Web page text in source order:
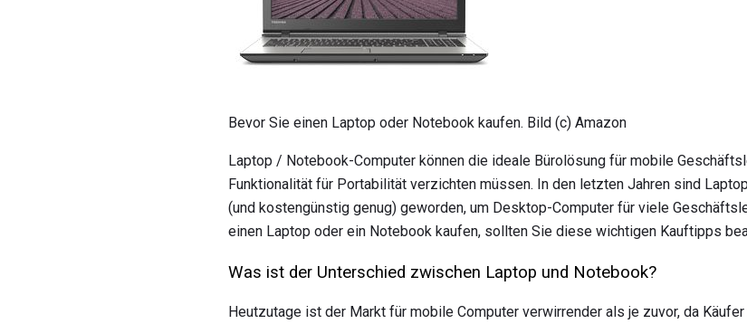
Bevor Sie einen Laptop oder Notebook kaufen. Bild (c) Amazon
Laptop / Notebook-Computer können die ideale Bürolösung für mobile
Funktionalität für Portabilität verzichten müssen. In den letzten Jahren sind
(und kostengünstig genug) geworden, um Desktop-Computer für viele
einen Laptop oder ein Notebook kaufen, sollten Sie diese wichtigen Kauftipps
Was ist der Unterschied zwischen Laptop und Notebook?
Heutzutage ist der Markt für mobile Computer verwirrender als je zuvor, da